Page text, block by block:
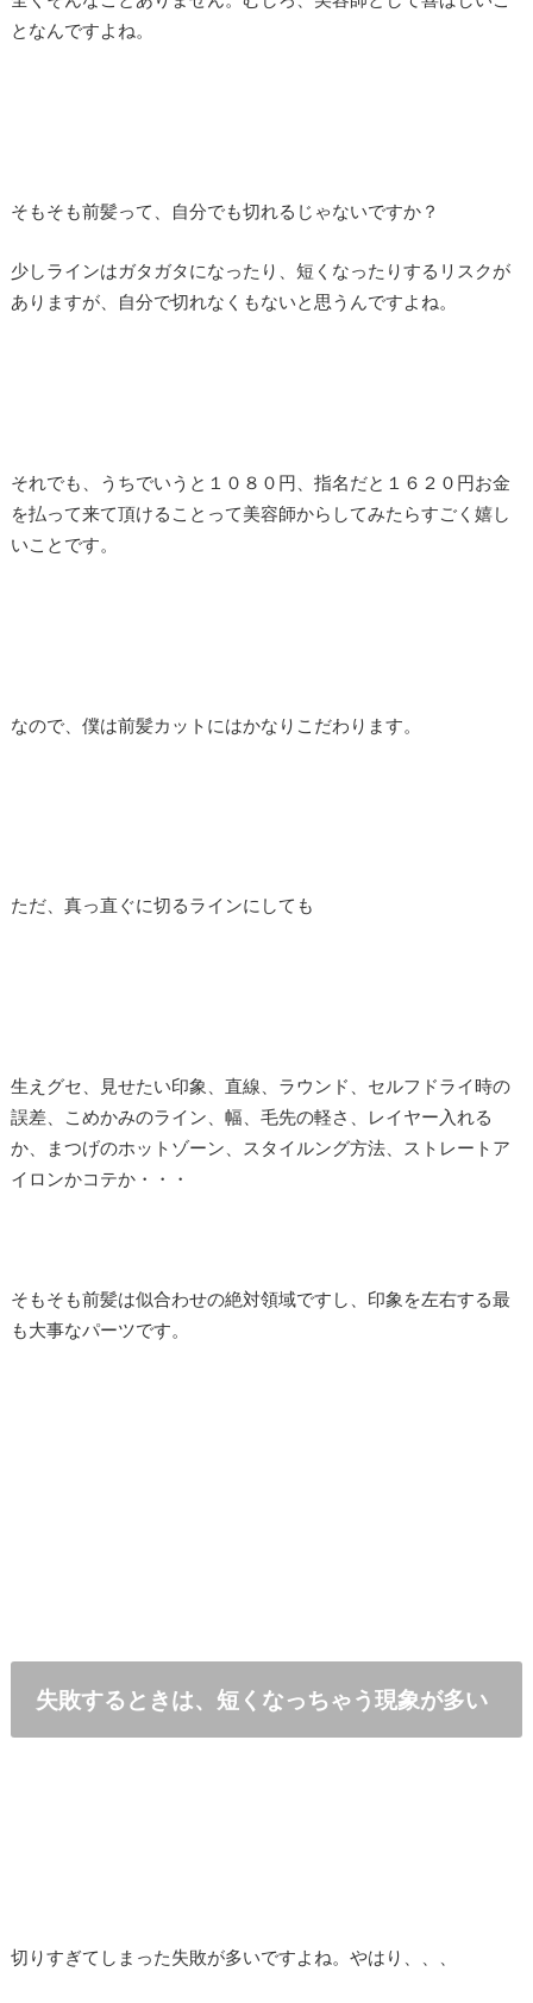
となんですよね。
そもそも前髪って、自分でも切れるじゃないですか？
少しラインはガタガタになったり、短くなったりするリスクが
ありますが、自分で切れなくもないと思うんですよね。
それでも、うちでいうと１０８０円、指名だと１６２０円お金
を払って来て頂けることって美容師からしてみたらすごく嬉し
いことです。
なので、僕は前髪カットにはかなりこだわります。
ただ、真っ直ぐに切るラインにしても
生えグセ、見せたい印象、直線、ラウンド、セルフドライ時の
誤差、こめかみのライン、幅、毛先の軽さ、レイヤー入れる
か、まつげのホットゾーン、スタイルング方法、ストレートア
イロンかコテか・・・
そもそも前髪は似合わせの絶対領域ですし、印象を左右する最
も大事なパーツです。
失敗するときは、短くなっちゃう現象が多い
切りすぎてしまった失敗が多いですよね。やはり、、、